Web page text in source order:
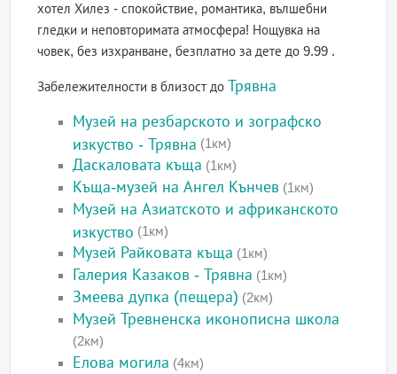
хотел Хилез - спокойствие, романтика, вълшебни
гледки и неповторимата атмосфера! Нощувка на
човек, без изхранване, безплатно за дете до 9.99 .
Забележителности в близост до Трявна
Музей на резбарското и зографско
изкуство - Трявна (1км)
Даскаловата къща (1км)
Къща-музей на Ангел Кънчев (1км)
Музей на Азиатското и африканското
изкуство (1км)
Музей Райковата къща (1км)
Галерия Казаков - Трявна (1км)
Змеева дупка (пещера) (2км)
Музей Тревненска иконописна школа
(2км)
Елова могила (4км)